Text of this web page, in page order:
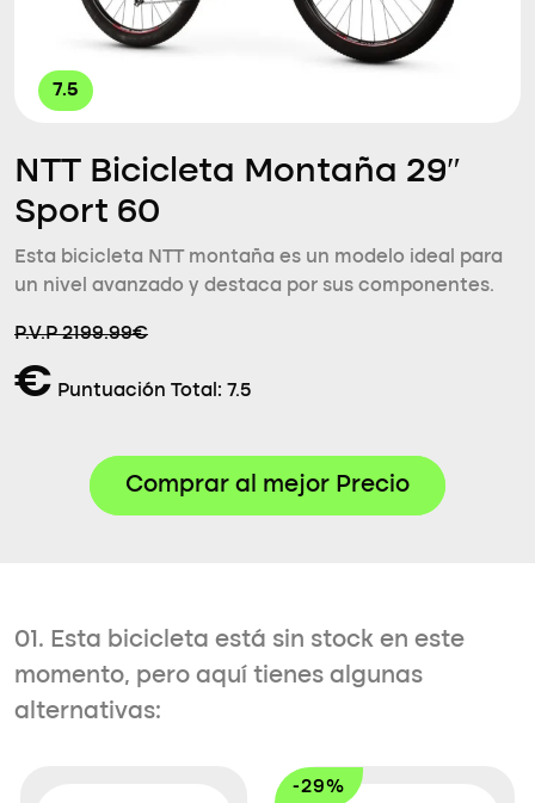
7.5
NTT Bicicleta Montaña 29″
Sport 60
Esta bicicleta NTT montaña es un modelo ideal para
un nivel avanzado y destaca por sus componentes.
P.V.P 2199.99€
€ Puntuación Total: 7.5
Comprar al mejor Precio
01. Esta bicicleta está sin stock en este
momento, pero aquí tienes algunas
alternativas:
-29%